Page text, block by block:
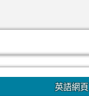
英語網頁